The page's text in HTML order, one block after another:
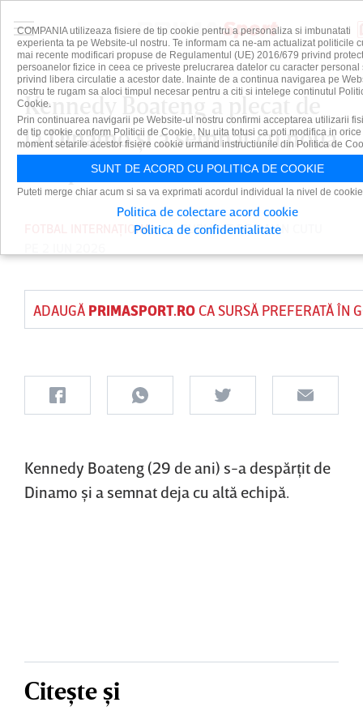
Kennedy Boateng a plecat de
la Dinamo şi a semnat cu noua
echipă
FOTBAL INTERNAȚIONAL PUBLICAT DEDAIAN CUTU
ADAUGĂ PRIMASPORT.ROCA SURSĂ PREFERATĂ ÎN
Kennedy Boateng (29 de ani) s-a despărţit de
Dinamo şi a semnat deja cu altă echipă.
Citește și
COMPANIA utilizeaza fisiere de tip cookie pentru a personaliza si imbunatati
experienta ta pe Website-ul nostru. Te informam ca ne-am actualizat politicile
mai recente modificari propuse de Regulamentul (UE) 2016/679 privind
persoanelor fizice in ceea ce priveste prelucrarea datelor cu caracter personal
privind libera circulatie a acestor date. Inainte de a continua navigarea pe
nostru te rugam sa aloci timpul necesar pentru a citi si intelege continutul
Cookie.
Prin continuarea navigarii pe Website-ul nostru confirmi acceptarea utilizarii
de tip cookie conform Politicii de Cookie. Nu uita totusi ca poti modifica in orice
moment setarile acestor fisiere cookie urmand instructiunile din Politica de
SUNT DE ACORD CU POLITICA DE COOKIE
Puteti merge chiar acum si sa va exprimati acordul individual la nivel de
Politica de colectare acord cookie
Politica de confidentialitate